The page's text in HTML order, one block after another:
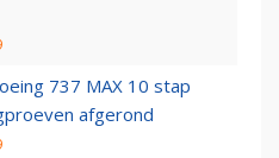
737 MAX 10 stap
afgerond